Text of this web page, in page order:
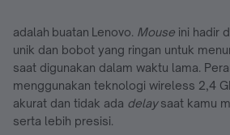
adalah buatan Lenovo. Mouse ini hadir
unik dan bobot yang ringan untuk
saat digunakan dalam waktu lama.
menggunakan teknologi wireless 2,4
akurat dan tidak ada delaysaat kamu
serta lebih presisi.